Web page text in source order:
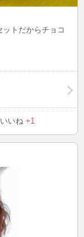
トだからチョコ
いいね +1